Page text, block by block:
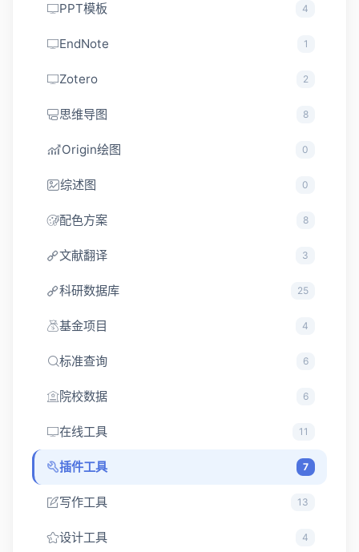
PPT模板 4
EndNote 1
Zotero 2
思维导图 8
Origin绘图 0
综述图 0
配色方案 8
文献翻译 3
科研数据库 25
基金项目 4
标准查询 6
院校数据 6
在线工具 11
插件工具 7
写作工具 13
设计工具 4